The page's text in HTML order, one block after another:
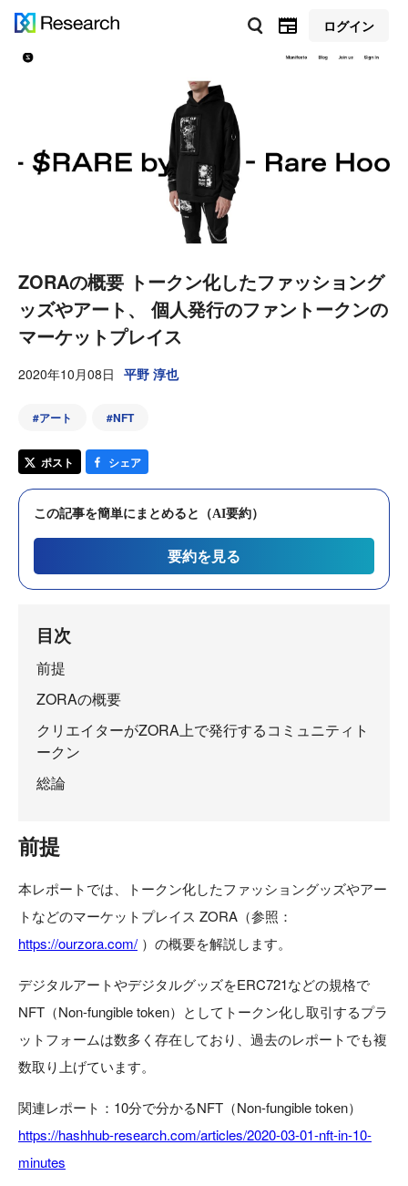
ログイン
ZORAの概要 トークン化したファッショング
ッズやアート、 個人発行のファントークンの
マーケットプレイス
2020年10月08日 平野 淳也
#アート #NFT
ポスト シェア
この記事を簡単にまとめると（AI要約）
要約を見る
目次
前提
ZORAの概要
クリエイターがZORA上で発行するコミュニティト
ークン
総論
前提
本レポートでは、トークン化したファッショングッズやアー
トなどのマーケットプレイス ZORA（参照：
https://ourzora.com/）の概要を解説します。
デジタルアートやデジタルグッズをERC721などの規格で
NFT（Non-fungible token）としてトークン化し取引するプラ
ットフォームは数多く存在しており、過去のレポートでも複
数取り上げています。
関連レポート：10分で分かるNFT（Non-fungible token）
https://hashhub-research.com/articles/2020-03-01-nft-in-10-
minutes